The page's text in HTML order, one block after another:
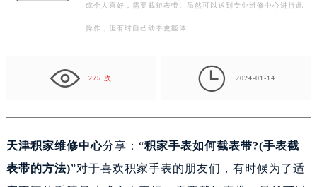
或个人喜好，需要截短表带。虽然可以送到专业维修中心进行此
操作，但有时自己动手更能体…
275 次  2024-01-14
天津积家维修中心分享：“积家手表如何截表带?(手表截
表带的方法)”对于喜欢积家手表的朋友们，有时候为了适